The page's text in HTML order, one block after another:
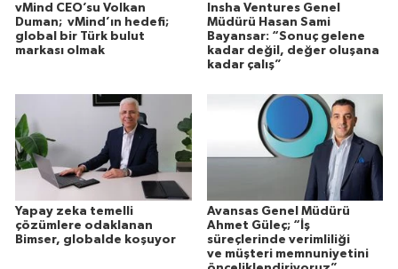
vMind CEO’su Volkan
Duman; vMind’ın hedefi;
global bir Türk bulut
markası olmak
Insha Ventures Genel
Müdürü Hasan Sami
Bayansar: “Sonuç gelene
kadar değil, değer oluşana
kadar çalış”
Yapay zeka temelli
çözümlere odaklanan
Bimser, globalde koşuyor
Avansas Genel Müdürü
Ahmet Güleç; “İş
süreçlerinde verimliliği
ve müşteri memnuniyetini